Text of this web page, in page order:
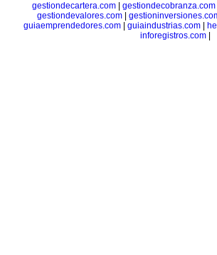
gestiondecartera.com| gestiondecobranza.com
gestiondevalores.com|
guiaemprendedores.com
guiaindustrias.com
inforegistros.com|